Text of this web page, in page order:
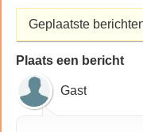
Geplaatste
Plaats een bericht
Gast